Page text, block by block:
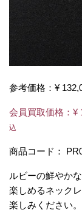
参考価格： ¥
会員買取価格： ¥
込
商品コード：
ルビーの鮮やか
楽しめるネック
楽しみください。